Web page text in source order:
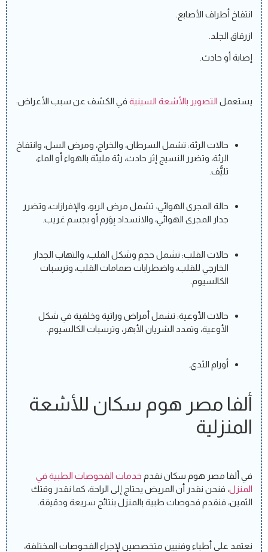
انتفاخ أطراف الأصابع.
ازرقاق الجلد.
إصابة أو حادث.
يستعمل التصوير بالأشعة السينية في الكشف عن سبب الأعراض:
حالات الرئة: تشمل السرطان، والخراج، ومرض السل، وانتفاخ
الرئة، وتضرر النسيج إثر حادث، رئة مليئة بالهواء أو الماء،
تليُّف.
حالة المجرى الهوائي: تشمل مرض الربو، والإفرازات، وتضرر
جدار المجرى الهوائي، والانسداد بِوَرم أو بجسم غريب.
حالات القلب: تشمل حجم وشكل القلب، والتهاب الجدار
الخارجي للقلب، واضطرابات صمامات القلب، وترسبات
الكالسيوم.
حالات الأوعية: تشمل أمراض وراثية وخلقية في شكل
الأوعية، وتمدد الشريان الأبهر، وترسبات الكالسيوم.
أورام الثدي.
ألفا مصر هوم سكان للأشعة
المنزلية
في ألفا مصر هوم سكان نقدم خدمات الفحوصات الطبية في
المنزل، فنحن نقدر أن المريض يحتاج إلى الراحة، كما نقدر وقتك
الثمين، فنقدم فحوصات طبية بالمنزل بنتائج سريعة ودقيقة.
نعتمد على أطباء وفنيين متخصصين لإجراء الفحوصات المختلفة،